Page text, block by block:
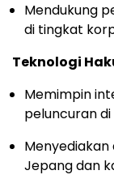
Mendukung
di tingkat
Teknologi
Memimpin
peluncuran
Jepang dan